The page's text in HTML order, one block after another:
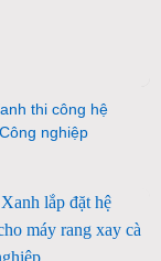
thi công hệ
nghiệp